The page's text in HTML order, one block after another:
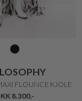
FLOUNCE KJOLE
8.300,-